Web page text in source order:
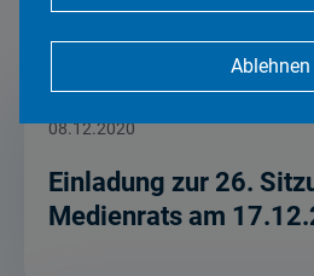
Ablehnen
08.12.2020
Einladung zur 26.
Medienrats am